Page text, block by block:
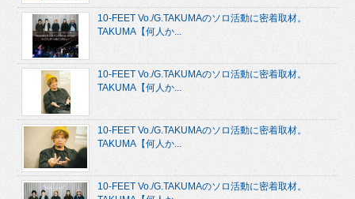
10-FEET Vo./G.TAKUMAのソロ活動に密着取材。
TAKUMA【何人か...
10-FEET Vo./G.TAKUMAのソロ活動に密着取材。
TAKUMA【何人か...
10-FEET Vo./G.TAKUMAのソロ活動に密着取材。
TAKUMA【何人か...
10-FEET Vo./G.TAKUMAのソロ活動に密着取材。